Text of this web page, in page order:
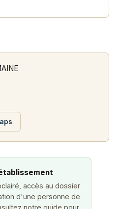
accès au dossier
d'une personne de